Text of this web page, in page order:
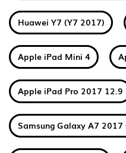
Huawei Y7 (Y7 2017)
Apple iPad Mini 4
Apple iPad Pro 2017 12.9
Samsung Galaxy A7 2017